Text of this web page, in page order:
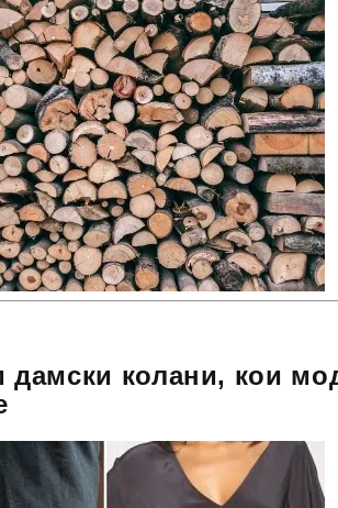
дамски колани, кои